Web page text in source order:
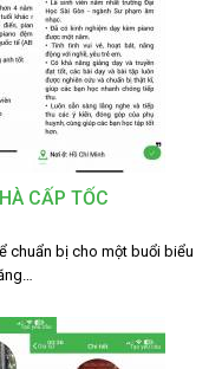
CẤP TỐC
chuẩn bị cho một buổi biểu